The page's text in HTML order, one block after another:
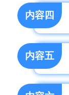
内容四
内容五